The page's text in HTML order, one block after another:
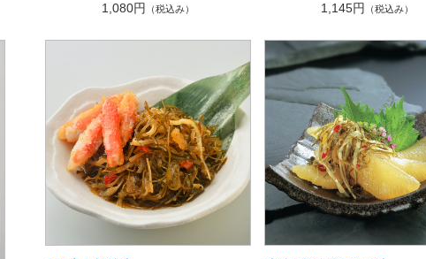
1,080円
（税込み）
1,145円
（税込み）